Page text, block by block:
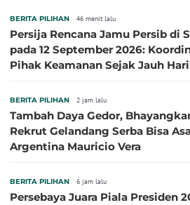
BERITA PILIHAN 46 menit lalu
Persija Rencana Jamu Persib di
pada 12 September 2026:
Pihak Keamanan Sejak Jauh
BERITA PILIHAN 2 jam lalu
Tambah Daya Gedor,
Rekrut Gelandang Serba Bisa
Argentina Mauricio Vera
BERITA PILIHAN 6 jam lalu
Persebaya Juara Piala Presiden